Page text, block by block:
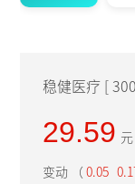
稳健医疗 [
29.59 元
变动 （ 0.05